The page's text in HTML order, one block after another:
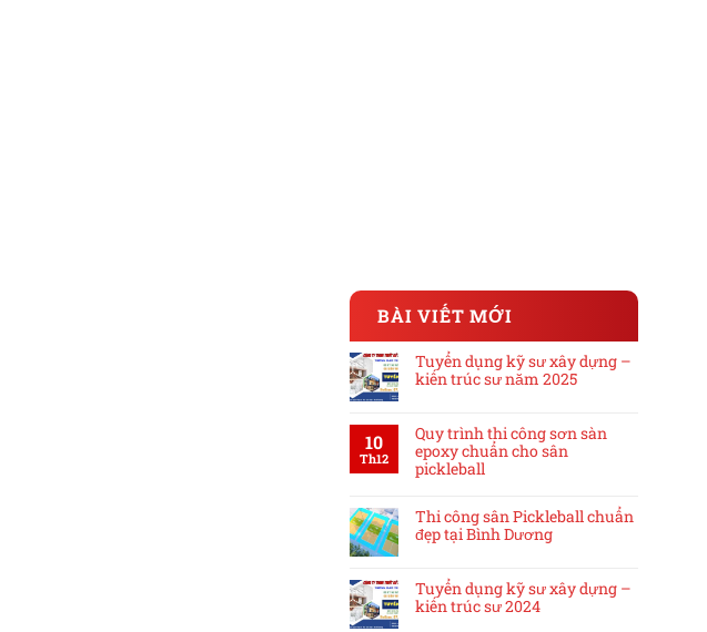
BÀI VIẾT MỚI
Tuyển dụng kỹ sư xây dựng –
kiến trúc sư năm 2025
10
Th12
Quy trình thi công sơn sàn
epoxy chuẩn cho sân
pickleball
Thi công sân Pickleball chuẩn
đẹp tại Bình Dương
Tuyển dụng kỹ sư xây dựng –
kiến trúc sư 2024